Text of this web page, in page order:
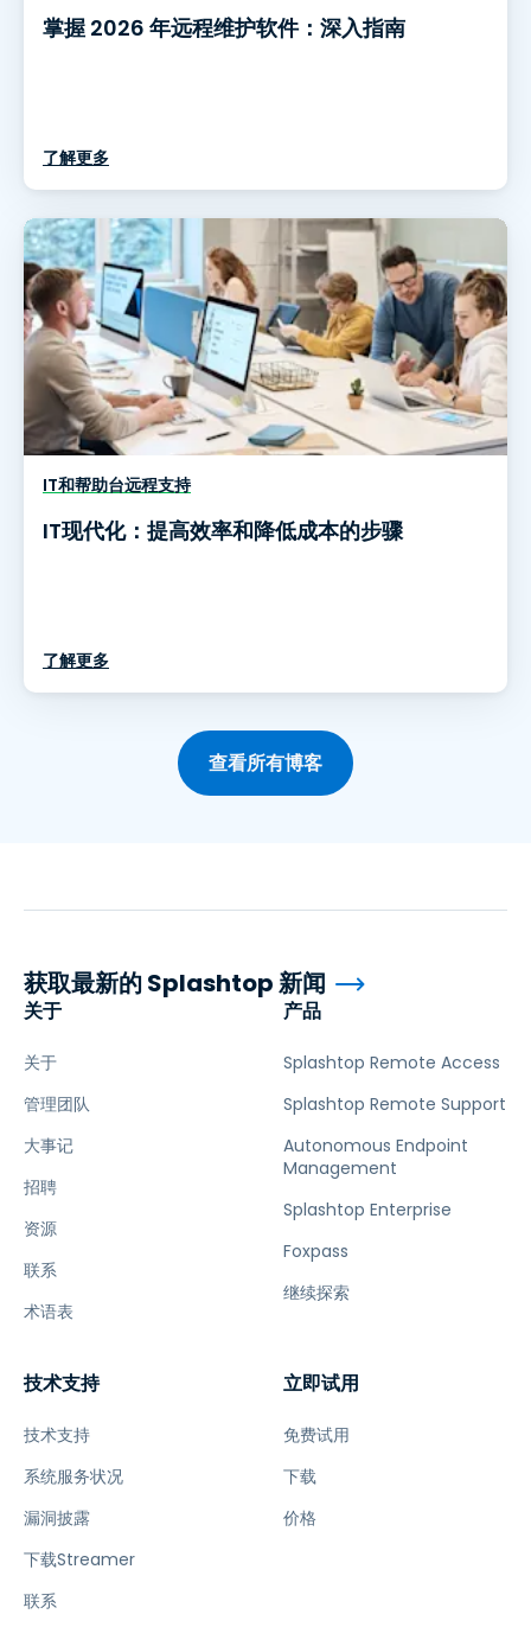
掌握 2026 年远程维护软件：深入指南
了解更多
IT和帮助台远程支持
IT现代化：提高效率和降低成本的步骤
了解更多
查看所有博客
关于
关于
管理团队
大事记
招聘
资源
联系
术语表
产品
Splashtop Remote Access
Splashtop Remote Support
Autonomous Endpoint
Management
Splashtop Enterprise
Foxpass
继续探索
技术支持
技术支持
系统服务状况
漏洞披露
下载Streamer
联系
立即试用
免费试用
下载
价格
获取最新的 Splashtop 新闻